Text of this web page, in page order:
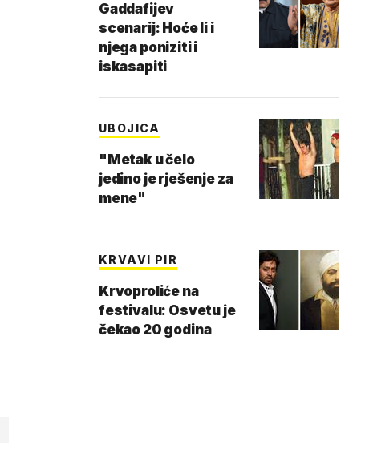
Gaddafijev
scenarij: Hoće li i
njega poniziti i
iskasapiti
UBOJICA
"Metak u čelo
jedino je rješenje za
mene"
KRVAVI PIR
Krvoproliće na
festivalu: Osvetu je
čekao 20 godina